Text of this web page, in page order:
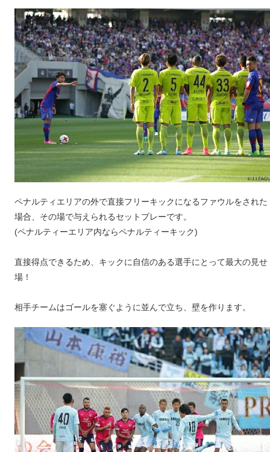
ペナルティエリアの外で直接フリーキックになるファウルをされた
場合、その場で与えられるセットプレーです。
(ペナルティーエリア内ならペナルティーキック)
直接得点できるため、キックに自信のある選手にとって最大の見せ
場！
相手チームはゴールを塞ぐように並んで立ち、壁を作ります。